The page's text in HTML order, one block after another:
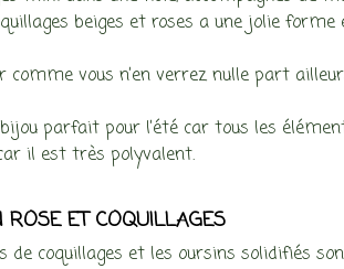
beiges et roses a une jolie forme
comme vous n’en verrez nulle part
bijou parfait pour l’été car tous les
il est très polyvalent.
ROSE ET COQUILLAGES
de coquillages et les oursins solidifiés